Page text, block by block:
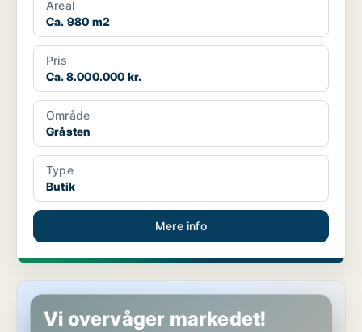
Areal
Ca. 980 m2
Pris
Ca. 8.000.000 kr.
Område
Gråsten
Type
Butik
Mere info
Hotelejendom i Gråsten
Vi overvåger markedet!